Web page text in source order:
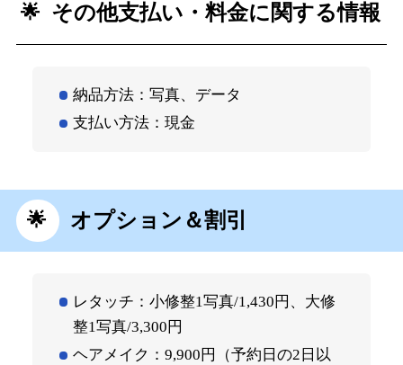
その他支払い・料金に関する情報
納品方法：写真、データ
支払い方法：現金
オプション＆割引
レタッチ：小修整1写真/1,430円、大修
整1写真/3,300円
ヘアメイク：9,900円（予約日の2日以